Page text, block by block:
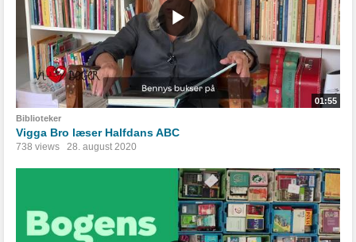
01:55
Biblioteker
Vigga Bro læser Halfdans ABC
738 views 28. august 2020